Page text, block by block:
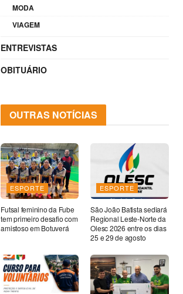
MODA
VIAGEM
ENTREVISTAS
OBITUÁRIO
OUTRAS NOTÍCIAS
ESPORTE
Futsal feminino da Fube
tem primeiro desafio com
amistoso em Botuverá
ESPORTE
São João Batista sediará
Regional Leste-Norte da
Olesc 2026 entre os dias
25 e 29 de agosto